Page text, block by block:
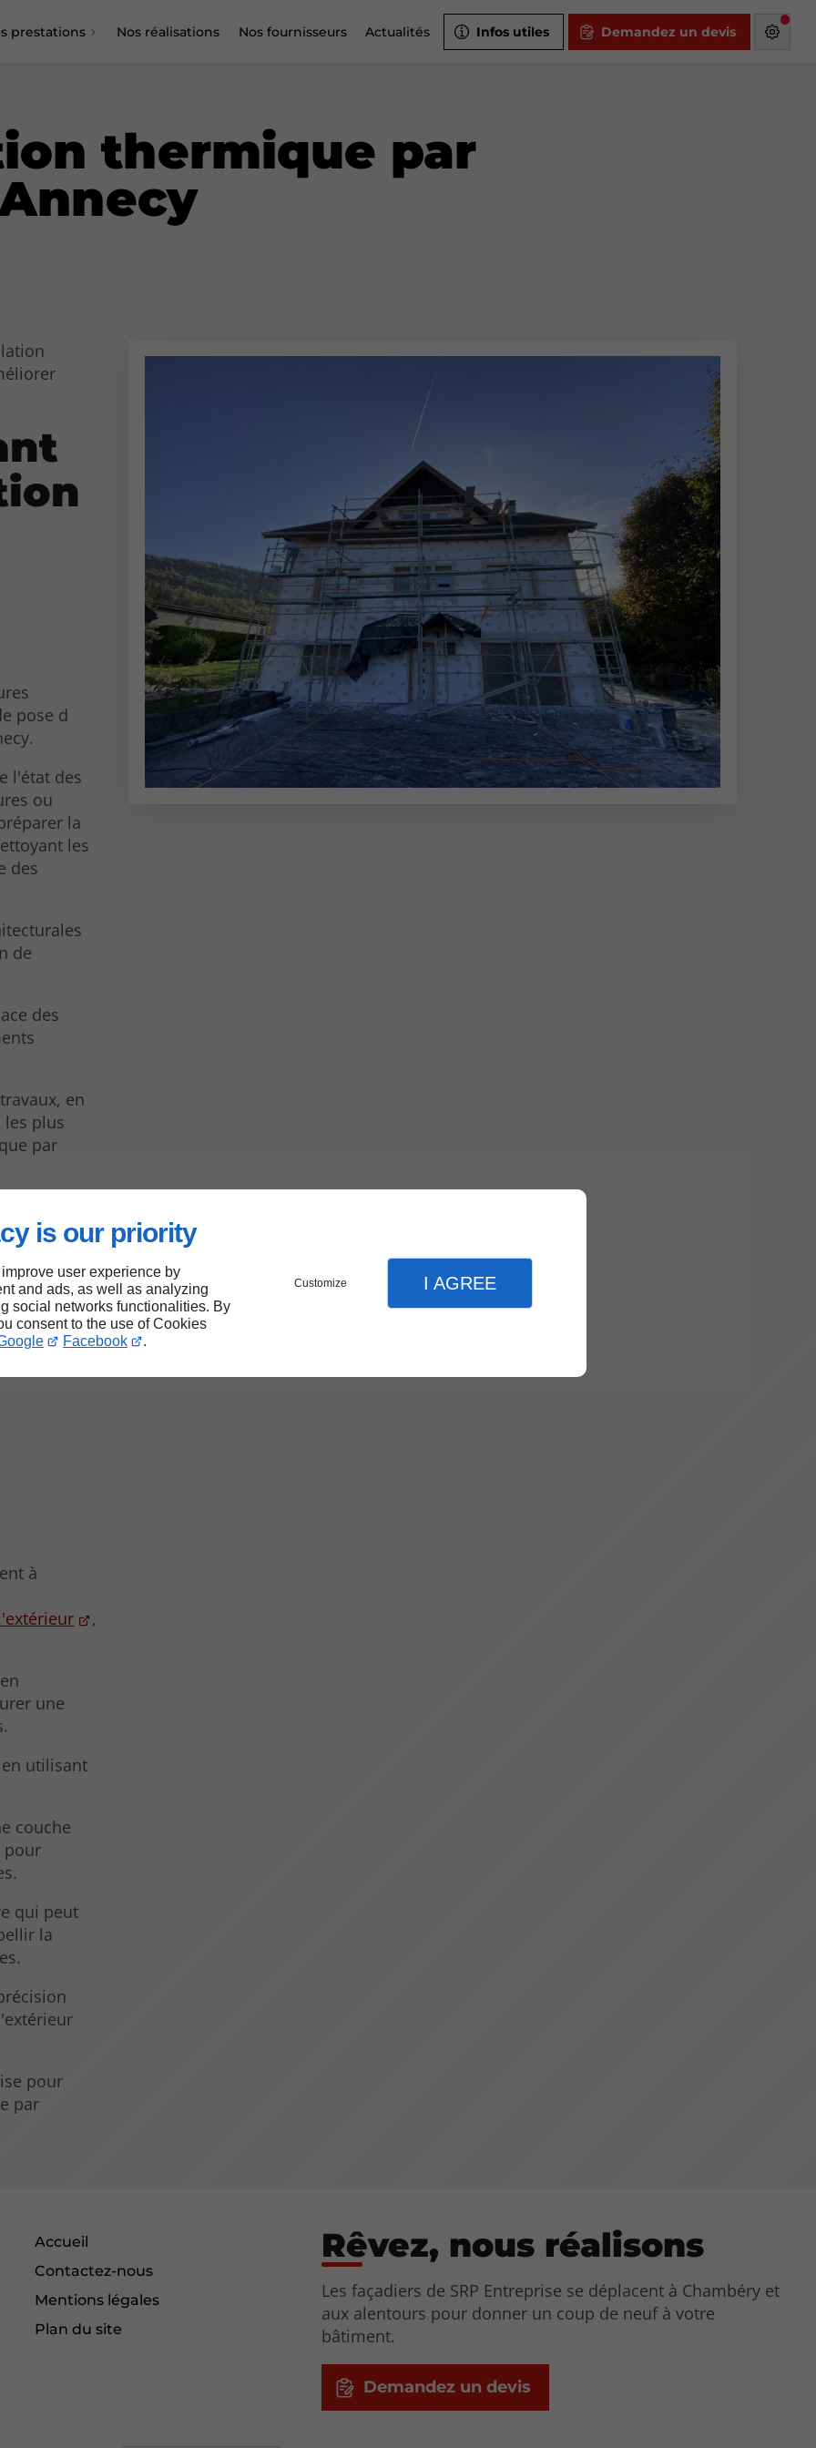
is our priority
user experience by
and ads, as well as analyzing
social networks functionalities. By
consent to the use of Cookies
Facebook .
Customize I AGREE
prestations Nos réalisations Nos fournisseurs Actualités Infos utiles Demandez un devis
thermique par
pose d
l'état des
ou
la
les
des
de
des
en
les plus
par
des
.
à
,
une
utilisant
couche
pour
qui peut
la
pour
par
Accueil
Contactez-nous
Mentions légales
Plan du site
Rêvez, nous réalisons
Les façadiers de SRP Entreprise se déplacent à Chambéry et
aux alentours pour donner un coup de neuf à votre
bâtiment.
Demandez un devis